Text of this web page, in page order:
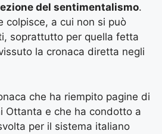
del sentimentalismo.
colpisce, a cui non si può
soprattutto per quella fetta
la cronaca diretta negli
che ha riempito pagine di
Ottanta e che ha condotto a
per il sistema italiano